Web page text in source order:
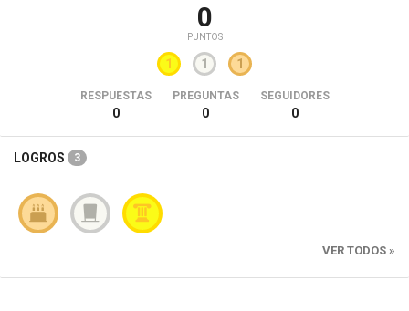
0
PUNTOS
1 1 1
RESPUESTAS
0
PREGUNTAS
0
SEGUIDORES
0
LOGROS 3
VER TODOS »